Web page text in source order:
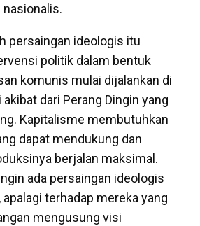
persaingan ideologis itu
politik dalam bentuk
komunis mulai dijalankan di
dari Perang Dingin yang
Kapitalisme membutuhkan
dapat mendukung dan
berjalan maksimal.
ada persaingan ideologis
terhadap mereka yang
mengusung visi